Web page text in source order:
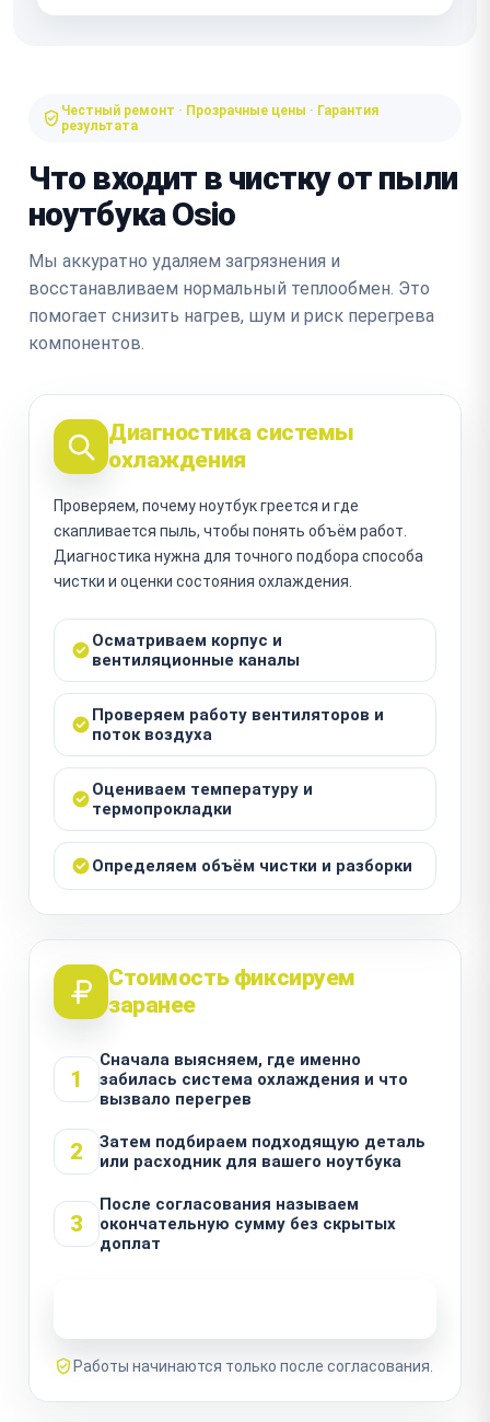
Честный ремонт · Прозрачные цены · Гарантия
результата
Что входит в чистку от пыли
ноутбука Osio
Мы аккуратно удаляем загрязнения и
восстанавливаем нормальный теплообмен. Это
помогает снизить нагрев, шум и риск перегрева
компонентов.
Диагностика системы
охлаждения
Проверяем, почему ноутбук греется и где
скапливается пыль, чтобы понять объём работ.
Диагностика нужна для точного подбора способа
чистки и оценки состояния охлаждения.
Осматриваем корпус и
вентиляционные каналы
Проверяем работу вентиляторов и
поток воздуха
Оцениваем температуру и
термопрокладки
Определяем объём чистки и разборки
Стоимость фиксируем
заранее
1
Сначала выясняем, где именно
забилась система охлаждения и что
вызвало перегрев
2
Затем подбираем подходящую деталь
или расходник для вашего ноутбука
3
После согласования называем
окончательную сумму без скрытых
доплат
Работы начинаются только после согласования.